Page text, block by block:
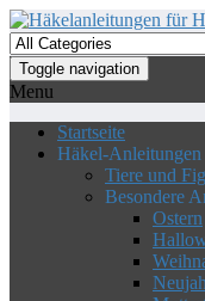
Skip
to
the
content
Toggle navigation
Menu
Startseite
Häkel-Anleitungen
Tiere und
Besondere
Ostern